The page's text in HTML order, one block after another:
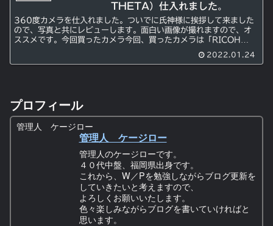
THETA）仕入れました。
360度カメラを仕入れました。ついでに氏神様に挨拶して来ました
ので、写真と共にレビューします。面白い画像が撮れますので、オ
ススメです。今回買ったカメラ今回、買ったカメラは「RICOH
2022.01.24
プロフィール
管理人 ケージロー
管理人 ケージロー
管理人のケージローです。
４０代中盤、福岡県出身です。
これから、W／Pを勉強しながらブログ更新を
していきたいと考えますので、
よろしくお願いいたします。
色々楽しみながらブログを書いていければと
思います。